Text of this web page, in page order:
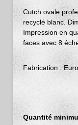
Cutch ovale
recyclé blanc.
Impression en
faces avec 8
Fabrication :
Quantité